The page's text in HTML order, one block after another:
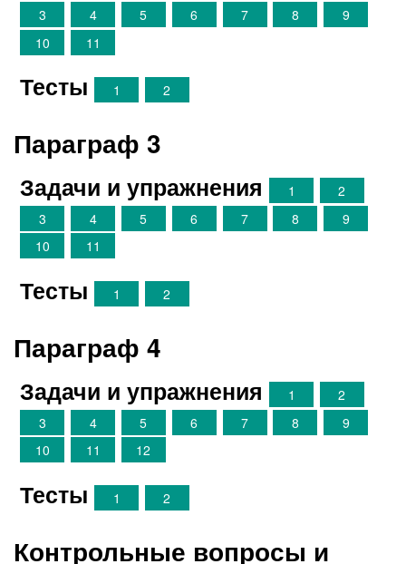
3
4 5 6 7 8
9
10
11
Тесты 1 2
Параграф 3
Задачи и упражнения 1
2
3
4 5 6 7 8
9
10
11
Тесты 1 2
Параграф 4
Задачи и упражнения 1
2
3
4 5 6 7 8
9
10
11 12
Тесты 1 2
Контрольные вопросы и